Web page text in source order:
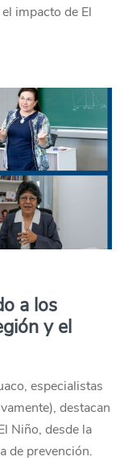
impacto de El
a los
y el
especialistas
destacan
Niño, desde la
de prevención.